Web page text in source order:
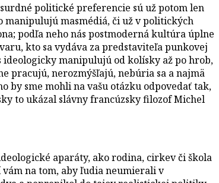
politické preferencie sú už potom len
manipulujú masmédiá, či už v politických
podľa neho nás postmoderná kultúra úplne
kto sa vydáva za predstaviteľa punkovej
manipulujú od kolísky až po hrob,
pracujú, nerozmýšľajú, nebúria sa a najmä
by sme mohli na vašu otázku odpovedať tak,
to ukázal slávny francúzsky filozof Michel
aparáty, ako rodina, cirkev či škola
na tom, aby ľudia neumierali v